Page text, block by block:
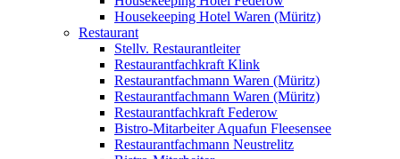
Housekeeping Hotel Waren (Müritz)
Restaurant
Stellv. Restaurantleiter
Restaurantfachkraft Klink
Restaurantfachmann Waren (Müritz)
Restaurantfachmann Waren (Müritz)
Restaurantfachkraft Federow
Bistro-Mitarbeiter Aquafun Fleesensee
Restaurantfachmann Neustrelitz